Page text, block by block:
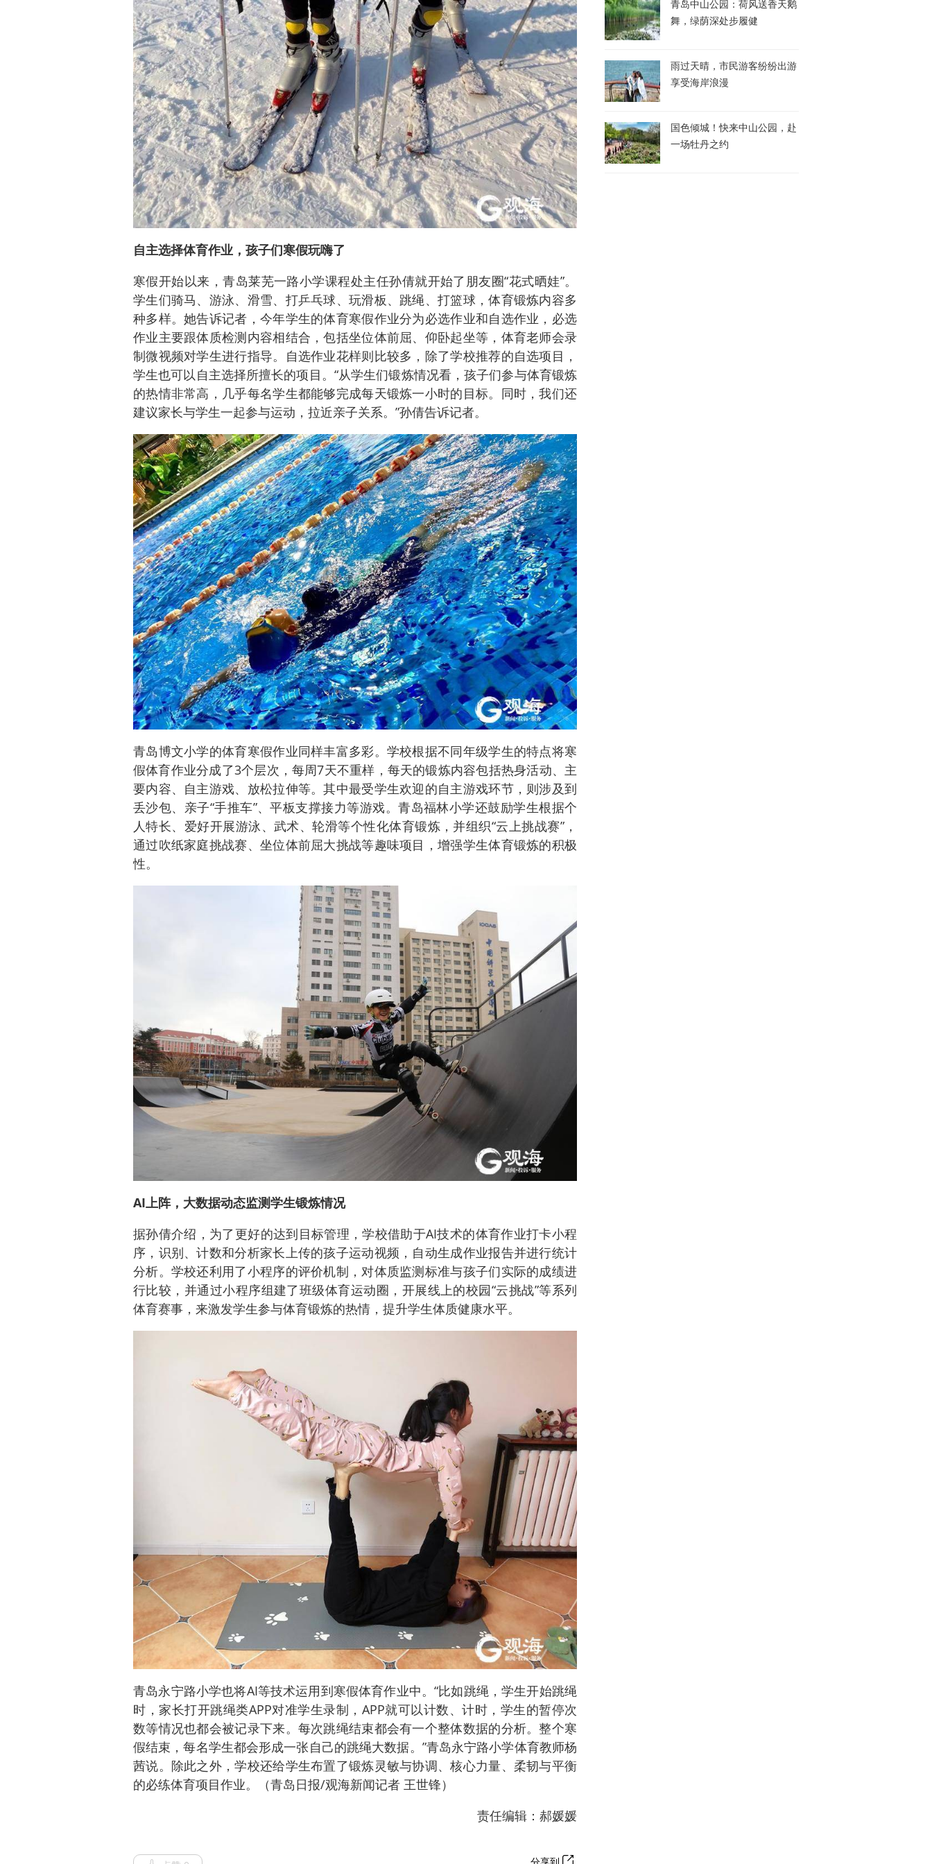
自主选择体育作业，孩子们寒假玩嗨了
寒假开始以来，青岛莱芜一路小学课程处主任孙倩就开始了朋友圈“花式晒娃”。
学生们骑马、游泳、滑雪、打乒乓球、玩滑板、跳绳、打篮球，体育锻炼内容多
种多样。她告诉记者，今年学生的体育寒假作业分为必选作业和自选作业，必选
作业主要跟体质检测内容相结合，包括坐位体前屈、仰卧起坐等，体育老师会录
制微视频对学生进行指导。自选作业花样则比较多，除了学校推荐的自选项目，
学生也可以自主选择所擅长的项目。“从学生们锻炼情况看，孩子们参与体育锻炼
的热情非常高，几乎每名学生都能够完成每天锻炼一小时的目标。同时，我们还
建议家长与学生一起参与运动，拉近亲子关系。”孙倩告诉记者。
青岛博文小学的体育寒假作业同样丰富多彩。学校根据不同年级学生的特点将寒
假体育作业分成了3个层次，每周7天不重样，每天的锻炼内容包括热身活动、主
要内容、自主游戏、放松拉伸等。其中最受学生欢迎的自主游戏环节，则涉及到
丢沙包、亲子“手推车”、平板支撑接力等游戏。青岛福林小学还鼓励学生根据个
人特长、爱好开展游泳、武术、轮滑等个性化体育锻炼，并组织“云上挑战赛”，
通过吹纸家庭挑战赛、坐位体前屈大挑战等趣味项目，增强学生体育锻炼的积极
性。
AI上阵，大数据动态监测学生锻炼情况
据孙倩介绍，为了更好的达到目标管理，学校借助于AI技术的体育作业打卡小程
序，识别、计数和分析家长上传的孩子运动视频，自动生成作业报告并进行统计
分析。学校还利用了小程序的评价机制，对体质监测标准与孩子们实际的成绩进
行比较，并通过小程序组建了班级体育运动圈，开展线上的校园“云挑战”等系列
体育赛事，来激发学生参与体育锻炼的热情，提升学生体质健康水平。
青岛永宁路小学也将AI等技术运用到寒假体育作业中。“比如跳绳，学生开始跳绳
时，家长打开跳绳类APP对准学生录制，APP就可以计数、计时，学生的暂停次
数等情况也都会被记录下来。每次跳绳结束都会有一个整体数据的分析。整个寒
假结束，每名学生都会形成一张自己的跳绳大数据。”青岛永宁路小学体育教师杨
茜说。除此之外，学校还给学生布置了锻炼灵敏与协调、核心力量、柔韧与平衡
的必练体育项目作业。（青岛日报/观海新闻记者 王世锋）
责任编辑：郝媛媛
分享到
青岛中山公园：荷风送香天鹅
舞，绿荫深处步履健
雨过天晴，市民游客纷纷出游
享受海岸浪漫
国色倾城！快来中山公园，赴
一场牡丹之约